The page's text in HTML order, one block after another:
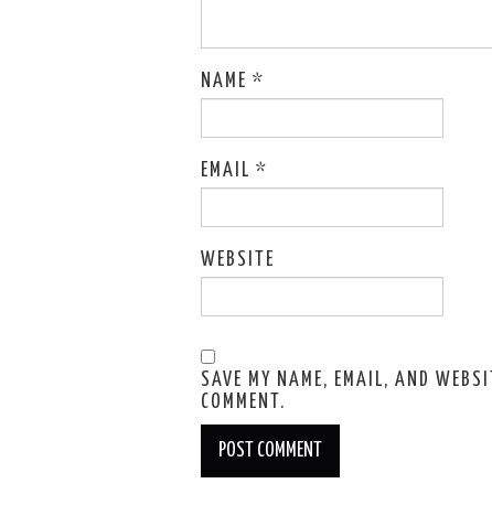
NAME *
EMAIL *
WEBSITE
SAVE MY NAME, EMAIL, AND
COMMENT.